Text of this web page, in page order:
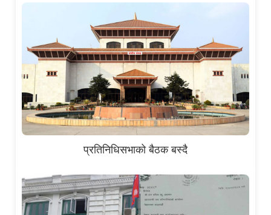
प्रतिनिधिसभाको बैठक बस्दै